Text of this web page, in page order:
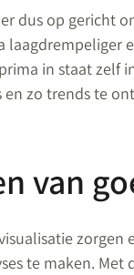
dus op gericht
laagdrempeliger
in staat zelf
en zo trends te
van
zorgen
te maken.